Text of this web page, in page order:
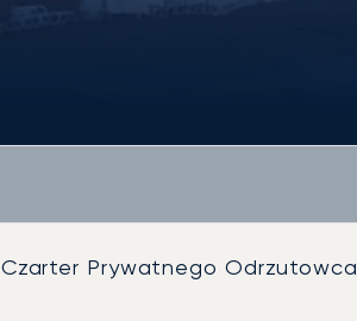
Czarter Prywatnego Odrzutowca